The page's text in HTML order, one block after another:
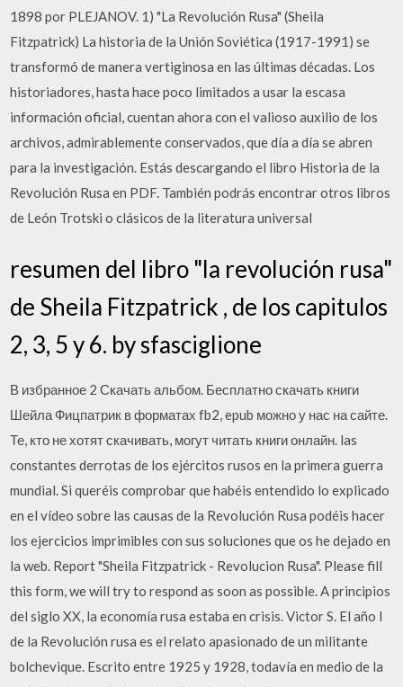
1898 por PLEJANOV. 1) "La Revolución Rusa" (Sheila
Fitzpatrick) La historia de la Unión Soviética (1917-1991) se
transformó de manera vertiginosa en las últimas décadas. Los
historiadores, hasta hace poco limitados a usar la escasa
información oficial, cuentan ahora con el valioso auxilio de los
archivos, admirablemente conservados, que día a día se abren
para la investigación. Estás descargando el libro Historia de la
Revolución Rusa en PDF. También podrás encontrar otros libros
de León Trotski o clásicos de la literatura universal
resumen del libro "la revolución rusa"
de Sheila Fitzpatrick , de los capitulos
2, 3, 5 y 6. by sfasciglione
В избранное 2 Скачать альбом. Бесплатно скачать книги
Шейла Фицпатрик в форматах fb2, epub можно у нас на сайте.
Те, кто не хотят скачивать, могут читать книги онлайн. las
constantes derrotas de los ejércitos rusos en la primera guerra
mundial. Si queréis comprobar que habéis entendido lo explicado
en el vídeo sobre las causas de la Revolución Rusa podéis hacer
los ejercicios imprimibles con sus soluciones que os he dejado en
la web. Report "Sheila Fitzpatrick - Revolucion Rusa". Please fill
this form, we will try to respond as soon as possible. A principios
del siglo XX, la economía rusa estaba en crisis. Victor S. El año I
de la Revolución rusa es el relato apasionado de un militante
bolchevique. Escrito entre 1925 y 1928, todavía en medio de la